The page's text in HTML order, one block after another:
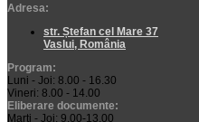
Adresa:
str. Ștefan cel Mare 37
Vaslui, România
Program:
Luni - Joi: 8.00 - 16.30
Vineri: 8.00 - 14.00
Eliberare documente:
Marţi - Joi: 9.00-13.00